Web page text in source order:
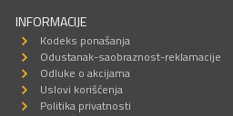
INFORMACIJE
Kodeks ponašanja
Odustanak-saobraznost-reklamacije
Odluke o akcijama
Uslovi korišćenja
Politika privatnosti